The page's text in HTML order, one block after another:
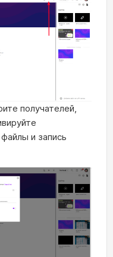
получателей,
и запись